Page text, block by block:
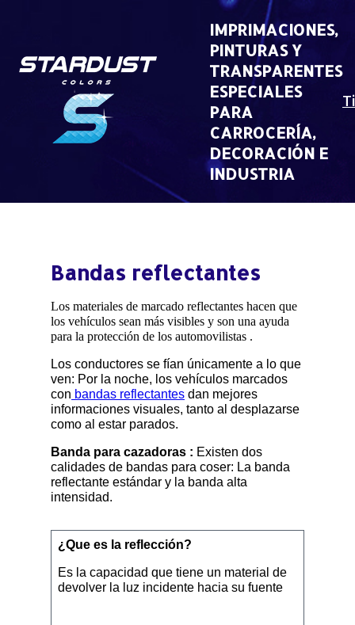
IMPRIMACIONES,
PINTURAS Y
TRANSPARENTES
ESPECIALES
PARA
CARROCERÍA,
DECORACIÓN E
INDUSTRIA
Bandas reflectantes
Los materiales de marcado reflectantes hacen que
los vehículos sean más visibles y son una ayuda
para la protección de los automovilistas .
Los conductores se fían únicamente a lo que
ven: Por la noche, los vehículos marcados
con bandas reflectantes dan mejores
informaciones visuales, tanto al desplazarse
como al estar parados.
Banda para cazadoras : Existen dos
calidades de bandas para coser: La banda
reflectante estándar y la banda alta
intensidad.
¿Que es la reflección?
Es la capacidad que tiene un material de
devolver la luz incidente hacia su fuente